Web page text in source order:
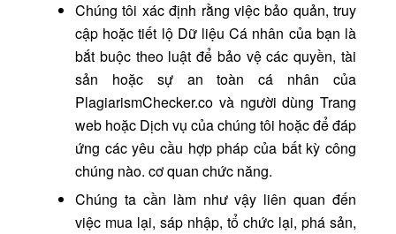
Chúng tôi xác định rằng việc bảo quản, truy
cập hoặc tiết lộ Dữ liệu Cá nhân của bạn là
bắt buộc theo luật để bảo vệ các quyền, tài
sản hoặc sự an toàn cá nhân của
PlagiarismChecker.co và người dùng Trang
web hoặc Dịch vụ của chúng tôi hoặc để đáp
ứng các yêu cầu hợp pháp của bất kỳ công
chúng nào. cơ quan chức năng.
Chúng ta cần làm như vậy liên quan đến
việc mua lại, sáp nhập, tổ chức lại, phá sản,